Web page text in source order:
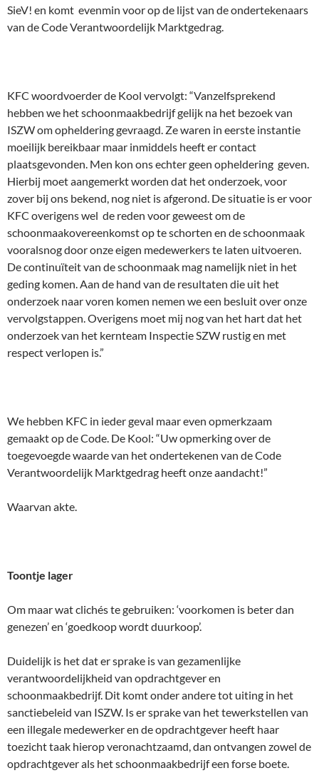
SieV! en komt evenmin voor op de lijst van de ondertekenaars
van de Code Verantwoordelijk Marktgedrag.
KFC woordvoerder de Kool vervolgt: “Vanzelfsprekend
hebben we het schoonmaakbedrijf gelijk na het bezoek van
ISZW om opheldering gevraagd. Ze waren in eerste instantie
moeilijk bereikbaar maar inmiddels heeft er contact
plaatsgevonden. Men kon ons echter geen opheldering geven.
Hierbij moet aangemerkt worden dat het onderzoek, voor
zover bij ons bekend, nog niet is afgerond. De situatie is er voor
KFC overigens wel de reden voor geweest om de
schoonmaakovereenkomst op te schorten en de schoonmaak
vooralsnog door onze eigen medewerkers te laten uitvoeren.
De continuïteit van de schoonmaak mag namelijk niet in het
geding komen. Aan de hand van de resultaten die uit het
onderzoek naar voren komen nemen we een besluit over onze
vervolgstappen. Overigens moet mij nog van het hart dat het
onderzoek van het kernteam Inspectie SZW rustig en met
respect verlopen is.”
We hebben KFC in ieder geval maar even opmerkzaam
gemaakt op de Code. De Kool: “Uw opmerking over de
toegevoegde waarde van het ondertekenen van de Code
Verantwoordelijk Marktgedrag heeft onze aandacht!”
Waarvan akte.
Toontje lager
Om maar wat clichés te gebruiken: ‘voorkomen is beter dan
genezen’ en ‘goedkoop wordt duurkoop’.
Duidelijk is het dat er sprake is van gezamenlijke
verantwoordelijkheid van opdrachtgever en
schoonmaakbedrijf. Dit komt onder andere tot uiting in het
sanctiebeleid van ISZW. Is er sprake van het tewerkstellen van
een illegale medewerker en de opdrachtgever heeft haar
toezicht taak hierop veronachtzaamd, dan ontvangen zowel de
opdrachtgever als het schoonmaakbedrijf een forse boete.